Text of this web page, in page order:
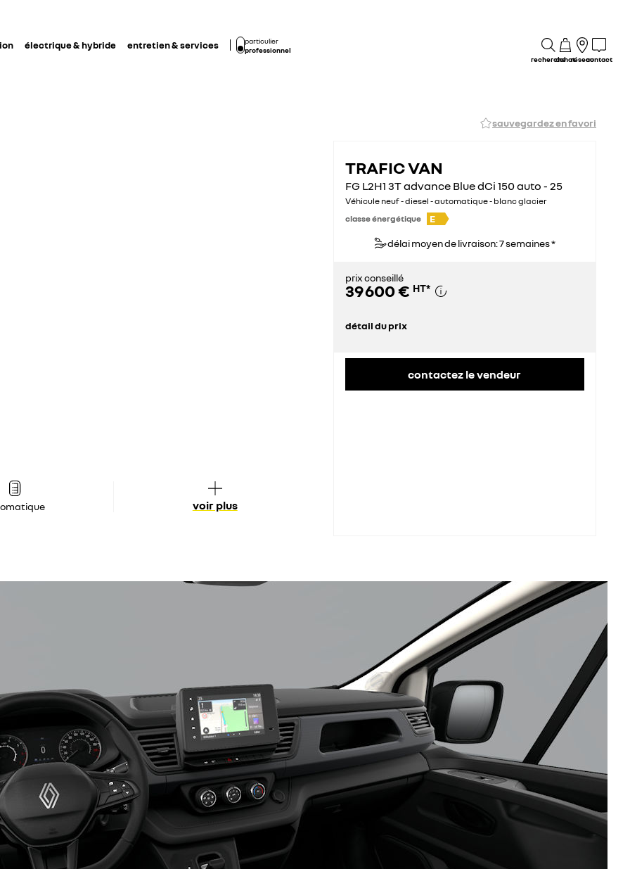
électrique & hybride entretien & services
particulier
professionnel
rechercheachatréseaucontact
sauvegardez en favori
voir plus
TRAFIC VAN
FG L2H1 3T advance Blue dCi 150 auto - 25
Véhicule neuf - diesel - automatique - blanc glacier
classe énergétique
E
délai moyen de livraison: 7 semaines *
prix conseillé
39 600 € HT*
détail du prix
contactez le vendeur